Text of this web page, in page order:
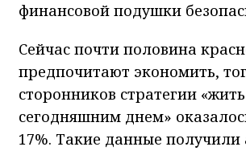
финансовой подушки
Сейчас почти половина
предпочитают экономить,
сторонников стратегии «жить
сегодняшним днем»
17%. Такие данные